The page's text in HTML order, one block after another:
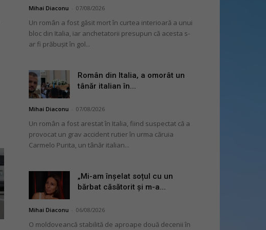
Mihai Diaconu 07/08/2026
Un român a fost găsit mort în curtea interioară a unui
bloc din Italia, iar anchetatorii presupun că acesta s-
ar fi prăbușit în gol...
Român din Italia, a omorât un
tânăr italian în...
Mihai Diaconu 07/08/2026
Un român a fost arestat în Italia, fiind suspectat că a
provocat un grav accident rutier în urma căruia
Carmelo Purita, un tânăr italian...
„Mi-am înșelat soțul cu un
bărbat căsătorit și m-a...
Mihai Diaconu 06/08/2026
O moldoveancă stabilită de aproape două decenii în